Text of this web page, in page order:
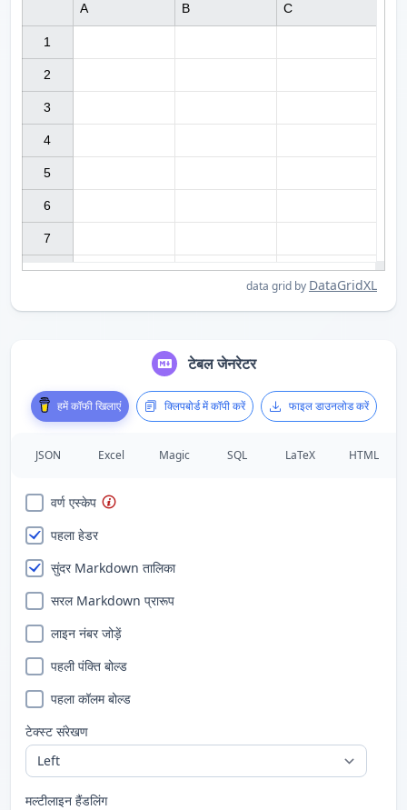
data grid by DataGridXL
1
2
3
4
5
6
7
A B C
टेबल जेनरेटर
हमें कॉफी खिलाएं क्लिपबोर्ड में कॉपी करें फाइल डाउनलोड करें
JSON Excel Magic SQL LaTeX HTML
वर्ण एस्केप
पहला हेडर
सुंदर Markdown तालिका
सरल Markdown प्रारूप
लाइन नंबर जोड़ें
पहली पंक्ति बोल्ड
पहला कॉलम बोल्ड
टेक्स्ट संरेखण
मल्टीलाइन हैंडलिंग